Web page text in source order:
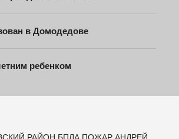
в Домодедове
ребенком